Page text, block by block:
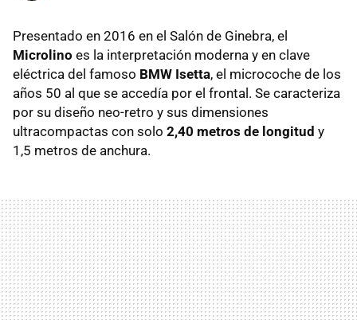
Presentado en 2016 en el Salón de Ginebra, el
Microlino es la interpretación moderna y en clave
eléctrica del famoso BMW Isetta, el microcoche de los
años 50 al que se accedía por el frontal. Se caracteriza
por su diseño neo-retro y sus dimensiones
ultracompactas con solo 2,40 metros de longitud y
1,5 metros de anchura.